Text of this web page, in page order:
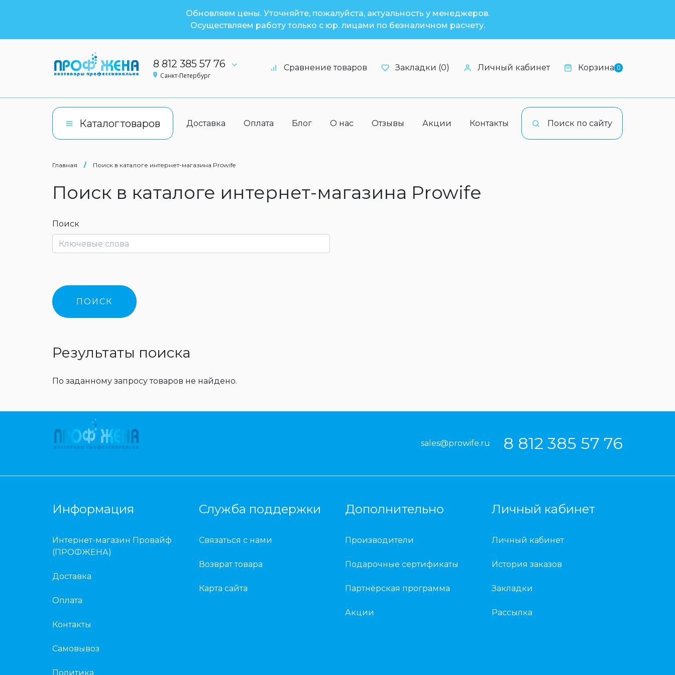
Обновляем цены. Уточняйте, пожалуйста, актуальность у менеджеров.
Осуществляем работу только с юр. лицами по безналичном расчету.
8 812 385 57 76
Санкт-Петербург
Сравнение товаров Закладки (0) Личный кабинет Корзина 0
Поиск по сайту
Каталогтоваров Доставка Оплата Блог О нас Отзывы Акции Контакты
Главная / Поиск в каталоге интернет-магазина Prowife
Поиск в каталоге интернет-магазина Prowife
Поиск
Результаты поиска
По заданному запросу товаров не найдено.
sales@prowife.ru 8 812 385 57 76
Информация
Интернет-магазин Провайф
(ПРОФЖЕНА)
Доставка
Оплата
Контакты
Самовывоз
Политика
Служба поддержки
Связаться с нами
Возврат товара
Карта сайта
Дополнительно
Производители
Подарочные сертификаты
Партнёрская программа
Акции
Личный кабинет
Личный кабинет
История заказов
Закладки
Рассылка